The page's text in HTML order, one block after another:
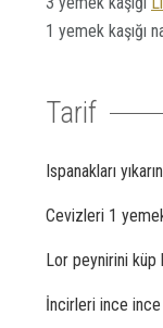
1 yemek kaşığı
Tarif
Ispanakları
Cevizleri 1
Lor peynirini küp
İncirleri ince ince